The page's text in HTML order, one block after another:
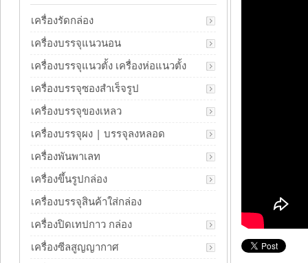
เครื่องรัดกล่อง
เครื่องบรรจุแนวนอน
เครื่องบรรจุแนวตั้ง เครื่องห่อแนวตั้ง
เครื่องบรรจุซองสำเร็จรูป
เครื่องบรรจุของเหลว
เครื่องบรรจุผง | บรรจุลงหลอด
เครื่องพันพาเลท
เครื่องขึ้นรูปกล่อง
เครื่องบรรจุสินค้าใส่กล่อง
เครื่องปิดเทปกาว กล่อง
เครื่องซีลสูญญากาศ